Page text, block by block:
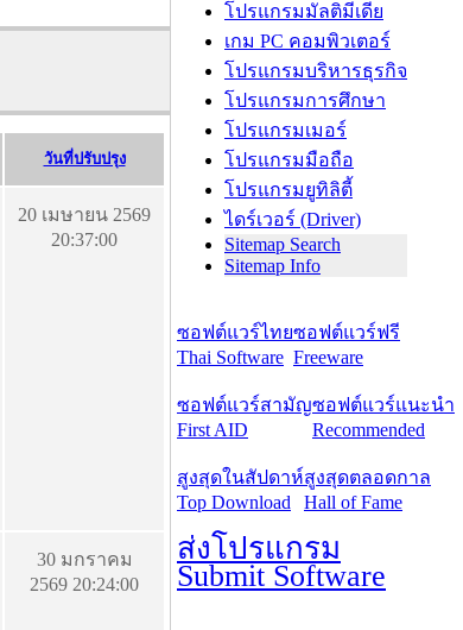
วันที่ปรับปรุง
20 เมษายน 2569
20:37:00
30 มกราคม
2569 20:24:00
โปรแกรมมัลติมีเดีย
เกม PC คอมพิวเตอร์
โปรแกรมบริหารธุรกิจ
โปรแกรมการศึกษา
โปรแกรมเมอร์
โปรแกรมมือถือ
โปรแกรมยูทิลิตี้
ไดร์เวอร์ (Driver)
Sitemap Search
Sitemap Info
ซอฟต์แวร์ไทย
Thai Software
ซอฟต์แวร์ฟรี
Freeware
ซอฟต์แวร์สามัญ
First AID
ซอฟต์แวร์แนะนำ
Recommended
สูงสุดในสัปดาห์
Top Download
สูงสุดตลอดกาล
Hall of Fame
ส่งโปรแกรม
Submit Software